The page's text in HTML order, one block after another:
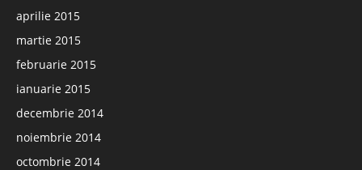
aprilie 2015
martie 2015
februarie 2015
ianuarie 2015
decembrie 2014
noiembrie 2014
octombrie 2014